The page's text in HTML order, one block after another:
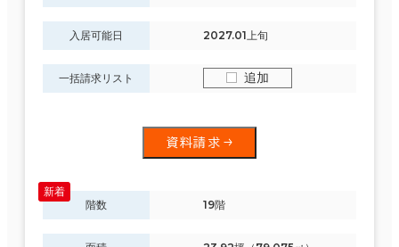
入居可能日 2027.01上旬
一括請求リスト 追加
資料請求
階数 19階